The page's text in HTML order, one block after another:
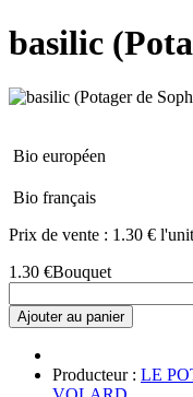
basilic
Bio européen
Bio français
Prix de vente : 1.30 €
1.30 €Bouquet
Ajouter au panier
Producteur : LE